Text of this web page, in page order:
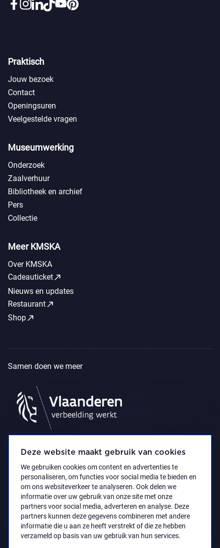
Deze website maakt gebruik van cookies
We gebruiken cookies om content en advertenties te
personaliseren, om functies voor social media te bieden en
om ons websiteverkeer te analyseren. Ook delen we
informatie over uw gebruik van onze site met onze
partners voor social media, adverteren en analyse. Deze
partners kunnen deze gegevens combineren met andere
informatie die u aan ze heeft verstrekt of die ze hebben
verzameld op basis van uw gebruik van hun services.
Praktisch
Jouw bezoek
Contact
Openingsuren
Veelgestelde vragen
Museumwerking
Onderzoek
Zaalverhuur
Bibliotheek en archief
Pers
Collectie
Meer KMSKA
Over KMSKA
Cadeauticketcall_made
Nieuws en updates
Restaurantcall_made
Shopcall_made
Samen doen we meer
Privacyverklaring Toegankelijkheidsverklaring
© 2021 Koninklijk Museum voor Schone Kunsten